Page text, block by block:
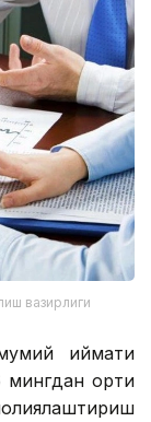
вазирлиги
қиймати
мингдан ортиқ